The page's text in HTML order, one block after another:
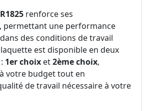
renforce ses
permettant une performance
des conditions de travail
est disponible en deux
1er choix et2ème choix,
votre budget tout en
de travail nécessaire à votre